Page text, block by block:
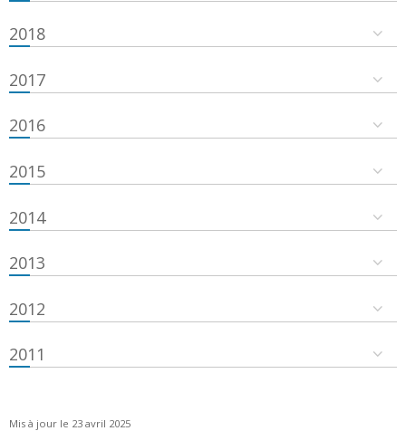
2018
2017
2016
2015
2014
2013
2012
2011
Mis à jour le 23 avril 2025